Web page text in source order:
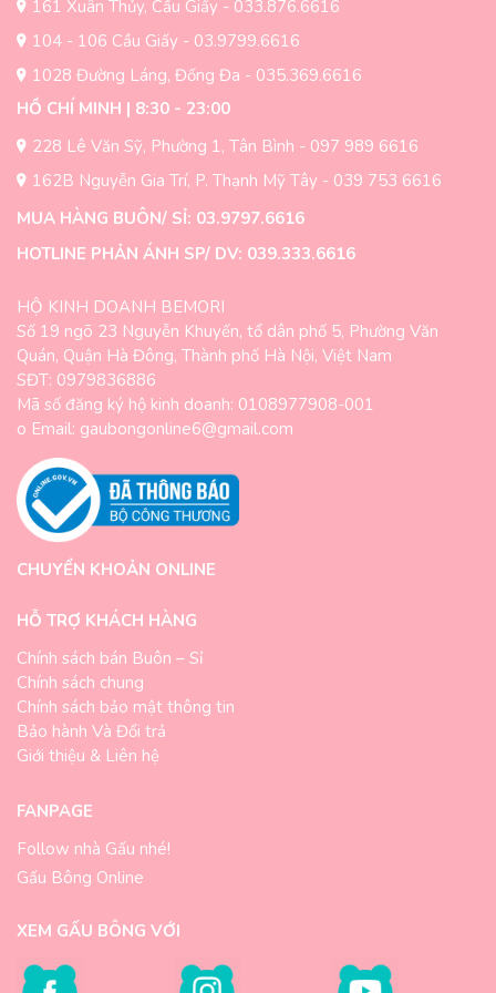
trang
sản
phẩm
161 Xuân Thủy, Cầu Giấy - 033.876.6616
104 - 106 Cầu Giấy - 03.9799.6616
1028 Đường Láng, Đống Đa - 035.369.6616
HỒ CHÍ MINH | 8:30 - 23:00
228 Lê Văn Sỹ, Phường 1, Tân Bình - 097 989 6616
162B Nguyễn Gia Trí, P. Thạnh Mỹ Tây - 039 753 6616
MUA HÀNG BUÔN/ SỈ: 03.9797.6616
HOTLINE PHẢN ÁNH SP/ DV: 039.333.6616
HỘ KINH DOANH BEMORI
Số 19 ngõ 23 Nguyễn Khuyến, tổ dân phố 5, Phường Văn
Quán, Quận Hà Đông, Thành phố Hà Nội, Việt Nam
SĐT: 0979836886
Mã số đăng ký hộ kinh doanh: 0108977908-001
o Email: gaubongonline6@gmail.com
CHUYỂN KHOẢN ONLINE
HỖ TRỢ KHÁCH HÀNG
Chính sách bán Buôn – Sỉ
Chính sách chung
Chính sách bảo mật thông tin
Bảo hành Và Đổi trả
Giới thiệu & Liên hệ
FANPAGE
Follow nhà Gấu nhé!
Gấu Bông Online
XEM GẤU BÔNG VỚI